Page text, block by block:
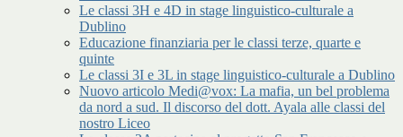
Le classi 3H e 4D in stage linguistico-culturale a
Dublino
Educazione finanziaria per le classi terze, quarte e
quinte
Le classi 3I e 3L in stage linguistico-culturale a Dublino
Nuovo articolo Medi@vox: La mafia, un bel problema
da nord a sud. Il discorso del dott. Ayala alle classi del
nostro Liceo